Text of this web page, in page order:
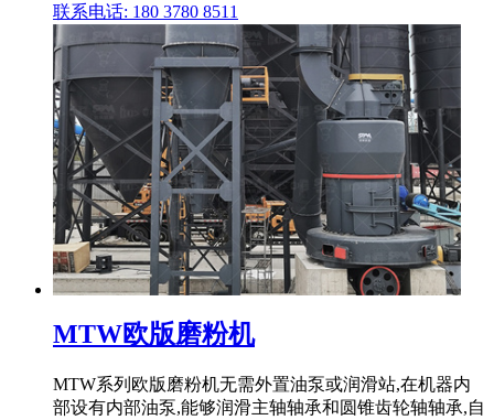
联系电话: 180 3780 8511
MTW欧版磨粉机
MTW系列欧版磨粉机无需外置油泵或润滑站,在机器内
部设有内部油泵,能够润滑主轴轴承和圆锥齿轮轴轴承,自